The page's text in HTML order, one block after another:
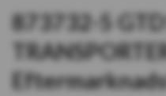
873732-5